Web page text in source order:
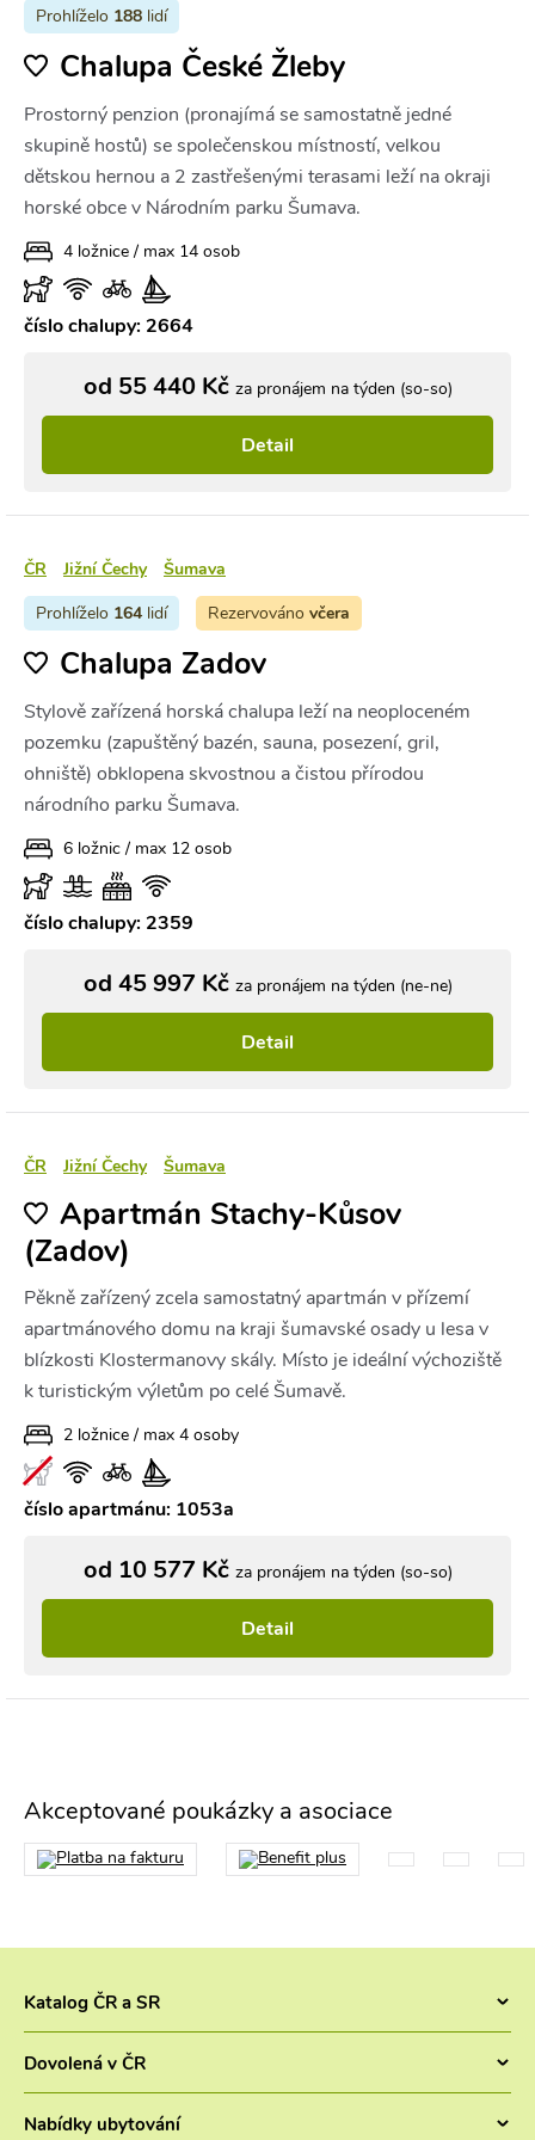
Prohlíželo 188 lidí
Chalupa České Žleby
Prostorný penzion (pronajímá se samostatně jedné
skupině hostů) se společenskou místností, velkou
dětskou hernou a 2 zastřešenými terasami leží na okraji
horské obce v Národním parku Šumava.
4 ložnice / max 14 osob
číslo chalupy: 2664
od 55 440 Kč za pronájem na týden (so-so)
Detail
ČR Jižní Čechy Šumava
Prohlíželo 164 lidí Rezervováno včera
Chalupa Zadov
Stylově zařízená horská chalupa leží na neoploceném
pozemku (zapuštěný bazén, sauna, posezení, gril,
ohniště) obklopena skvostnou a čistou přírodou
národního parku Šumava.
6 ložnic / max 12 osob
číslo chalupy: 2359
od 45 997 Kč za pronájem na týden (ne-ne)
Detail
ČR Jižní Čechy Šumava
Apartmán Stachy-Kůsov
(Zadov)
Pěkně zařízený zcela samostatný apartmán v přízemí
apartmánového domu na kraji šumavské osady u lesa v
blízkosti Klostermanovy skály. Místo je ideální výchoziště
k turistickým výletům po celé Šumavě.
2 ložnice / max 4 osoby
číslo apartmánu: 1053a
od 10 577 Kč za pronájem na týden (so-so)
Detail
Akceptované poukázky a asociace
Katalog ČR a SR
Chaty Šumava
Dovolená v ČR
Nabídky ubytování